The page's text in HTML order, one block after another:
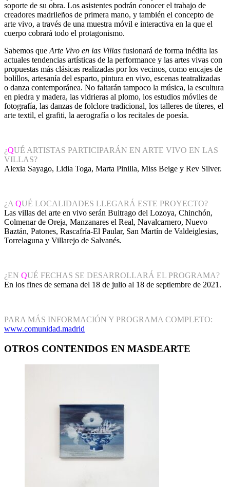
soporte de su obra. Los asistentes podrán conocer el trabajo de
creadores madrileños de primera mano, y también el concepto de
arte vivo, a través de una muestra móvil e interactiva en la que el
cuerpo cobrará todo el protagonismo.
Sabemos que Arte Vivo en las Villas fusionará de forma inédita las
actuales tendencias artísticas de la performance y las artes vivas con
propuestas más clásicas realizadas por los vecinos, como encajes de
bolillos, artesanía del esparto, pintura en vivo, escenas teatralizadas
o danza contemporánea. No faltarán tampoco la música, la escultura
en piedra y madera, las vidrieras al plomo, los estudios móviles de
fotografía, las danzas de folclore tradicional, los talleres de títeres, el
arte textil, el grafiti, la aerografía o los recitales de poesía.
¿QUÉ ARTISTAS PARTICIPARÁN EN ARTE VIVO EN LAS
VILLAS?
Alexia Sayago, Lidia Toga, Marta Pinilla, Miss Beige y Rev Silver.
¿A QUÉ LOCALIDADES LLEGARÁ ESTE PROYECTO?
Las villas del arte en vivo serán Buitrago del Lozoya, Chinchón,
Colmenar de Oreja, Manzanares el Real, Navalcarnero, Nuevo
Baztán, Patones, Rascafría-El Paular, San Martín de Valdeiglesias,
Torrelaguna y Villarejo de Salvanés.
¿EN QUÉ FECHAS SE DESARROLLARÁ EL PROGRAMA?
En los fines de semana del 18 de julio al 18 de septiembre de 2021.
PARA MÁS INFORMACIÓN Y PROGRAMA COMPLETO:
www.comunidad.madrid
OTROS CONTENIDOS EN MASDEARTE